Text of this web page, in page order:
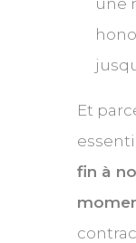
Et
fin à